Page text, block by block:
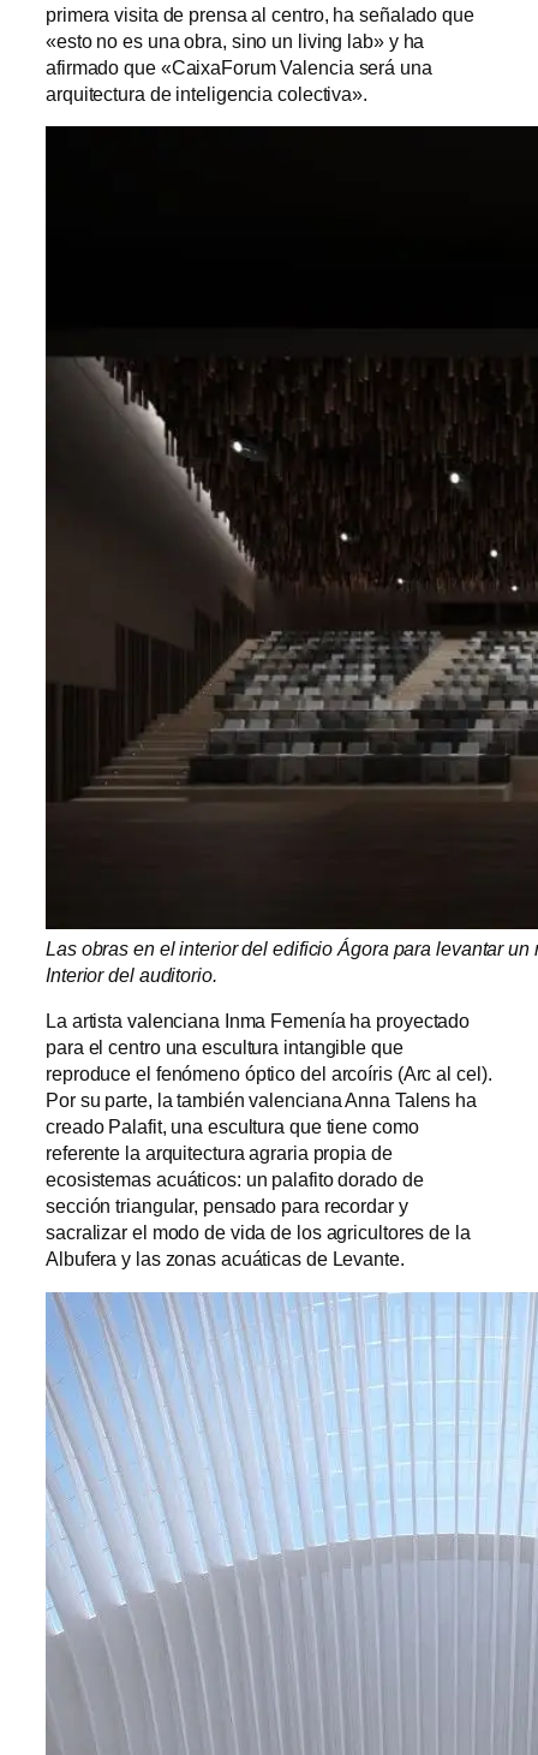
primera visita de prensa al centro, ha señalado que
«esto no es una obra, sino un living lab» y ha
afirmado que «CaixaForum Valencia será una
arquitectura de inteligencia colectiva».
Las obras en el interior del edificio Ágora para levantar
Interior del auditorio.
La artista valenciana Inma Femenía ha proyectado
para el centro una escultura intangible que
reproduce el fenómeno óptico del arcoíris (Arc al cel).
Por su parte, la también valenciana Anna Talens ha
creado Palafit, una escultura que tiene como
referente la arquitectura agraria propia de
ecosistemas acuáticos: un palafito dorado de
sección triangular, pensado para recordar y
sacralizar el modo de vida de los agricultores de la
Albufera y las zonas acuáticas de Levante.